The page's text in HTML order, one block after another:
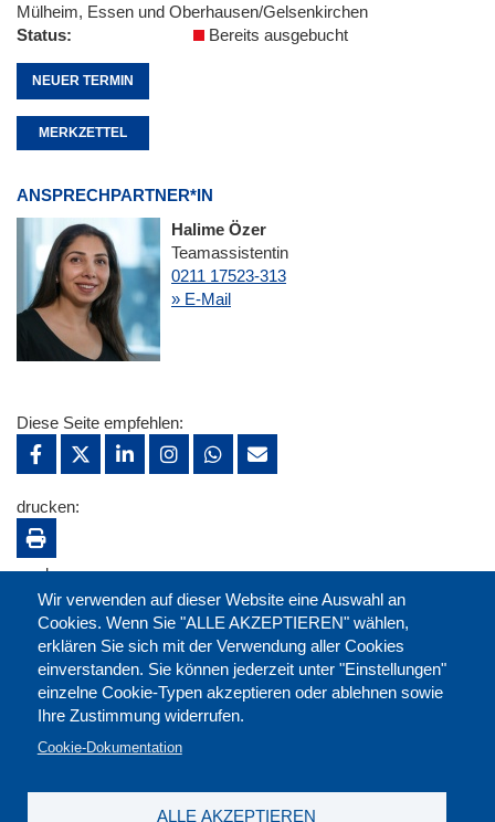
Mülheim, Essen und Oberhausen/Gelsenkirchen
Status
Bereits ausgebucht
NEUER TERMIN
MERKZETTEL
ANSPRECHPARTNER*IN
Halime Özer
Teamassistentin
0211 17523-313
» E-Mail
Wir verwenden auf dieser Website eine Auswahl an
Cookies. Wenn Sie "ALLE AKZEPTIEREN" wählen,
erklären Sie sich mit der Verwendung aller Cookies
einverstanden. Sie können jederzeit unter "Einstellungen"
einzelne Cookie-Typen akzeptieren oder ablehnen sowie
Ihre Zustimmung widerrufen.
Cookie-Dokumentation
ALLE AKZEPTIEREN
Diese Seite empfehlen:
drucken:
merken: